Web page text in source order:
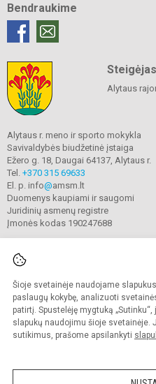
Šioje svetainėje naudojame
paslaugų kokybę, analizuoti
patirtį. Spustelėję mygtuką
slapukų naudojimu šioje svetainėje.
sutikimus, prašome apsilankyti
Bendraukime
Steigėjas
Alytaus
Alytaus r. meno ir sporto mokykla
Savivaldybės biudžetinė įstaiga
Ežero g. 18, Daugai 64137, Alytaus r.
Tel. +370 315 69633
El. p. info@amsm.lt
Duomenys kaupiami ir saugomi
Juridinių asmenų registre
Įmonės kodas 190247688
© 2020. Alytaus r. meno ir
Kopijuoti turinį be raštiško
Prieinamumo
Sumanus būdas atnaujinti